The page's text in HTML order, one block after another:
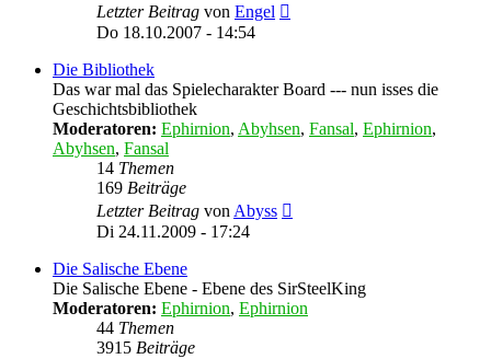
Letzter Beitrag von Engel
Do 18.10.2007 - 14:54
Die Bibliothek
Das war mal das Spielecharakter Board --- nun isses die
Geschichtsbibliothek
Moderatoren: Ephirnion, Abyhsen, Fansal, Ephirnion,
Abyhsen, Fansal
14 Themen
169 Beiträge
Letzter Beitrag von Abyss
Di 24.11.2009 - 17:24
Die Salische Ebene
Die Salische Ebene - Ebene des SirSteelKing
Moderatoren: Ephirnion, Ephirnion
44 Themen
3915 Beiträge